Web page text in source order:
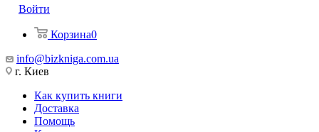
Войти
Корзина0
info@bizkniga.com.ua
г. Киев
Как купить книги
Доставка
Помощь